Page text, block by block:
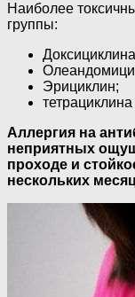
Наиболее
группы:
Эрициклин;
Аллергия на
неприятных
проходе и
нескольких